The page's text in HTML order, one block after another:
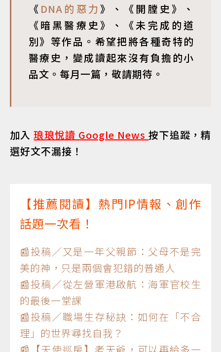
《 DNA的惡力》、《開膛史》、
《暗黑醫療史》、《未完成的道
別》等作品。希望把將各種奇特的
醫療史，變成讀起來沒有負擔的小
品文。每月一篇，敬請期待。
加入琅琅悅讀 Google News按下追蹤，精
選好文不漏接！
【推薦閱讀】熱門IP情報、創作
話題一次看！
📰投稿／又是一年父親節：父母不是完
美的神，只是兩個會犯錯的普通人
📰投稿／從左營軍港啟航：海軍官校生
的最後一堂課
📰投稿／職場生存秘訣：如何在「不合
理」的世界尋找自我？
📰【天使巡房】老天爺，可以再給多一